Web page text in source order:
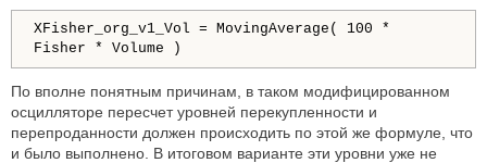
XFisher_org_v1_Vol = MovingAverage( 100 *
Fisher * Volume )
По вполне понятным причинам, в таком модифицированном
осцилляторе пересчет уровней перекупленности и
перепроданности должен происходить по этой же формуле, что
и было выполнено. В итоговом варианте эти уровни уже не